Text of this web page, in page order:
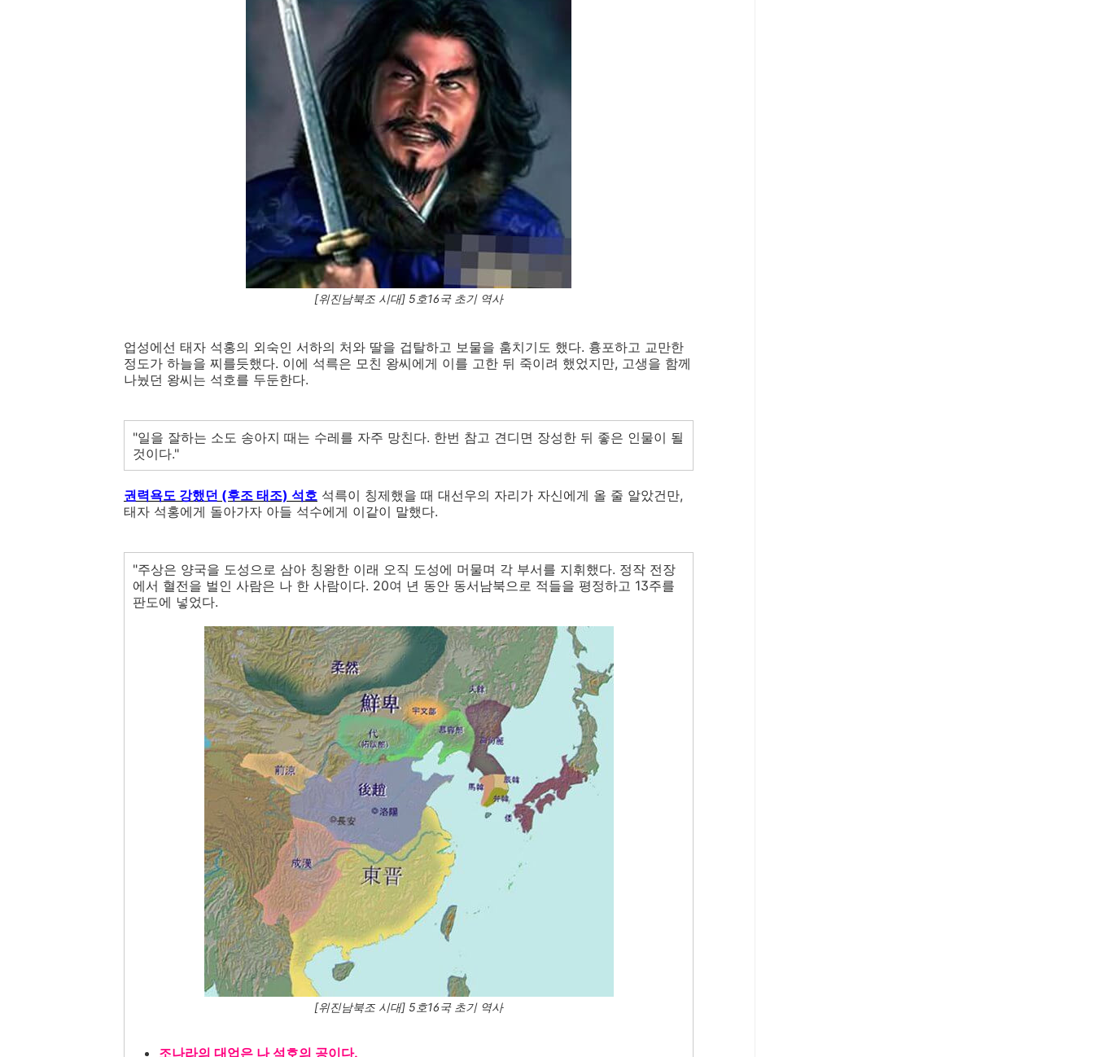
[위진남북조 시대] 5호16국 초기 역사
업성에선 태자 석홍의 외숙인 서하의 처와 딸을 겁탈하고 보물을 훔치기도 했다. 흉포하고 교만한
정도가 하늘을 찌를듯했다. 이에 석륵은 모친 왕씨에게 이를 고한 뒤 죽이려 했었지만, 고생을 함께
나눴던 왕씨는 석호를 두둔한다.
"일을 잘하는 소도 송아지 때는 수레를 자주 망친다. 한번 참고 견디면 장성한 뒤 좋은 인물이 될
것이다."
권력욕도 강했던 (후조 태조) 석호 석륵이 칭제했을 때 대선우의 자리가 자신에게 올 줄 알았건만,
태자 석홍에게 돌아가자 아들 석수에게 이같이 말했다.
"주상은 양국을 도성으로 삼아 칭왕한 이래 오직 도성에 머물며 각 부서를 지휘했다. 정작 전장
에서 혈전을 벌인 사람은 나 한 사람이다. 20여 년 동안 동서남북으로 적들을 평정하고 13주를
판도에 넣었다.
[위진남북조 시대] 5호16국 초기 역사
조나라의 대업은 나 석호의 공이다.